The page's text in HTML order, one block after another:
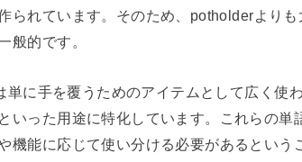
られています。そのため、potholderより
般的です。
単に手を覆うためのアイテムとして広く使
といった用途に特化しています。これらの
機能に応じて使い分ける必要があるという